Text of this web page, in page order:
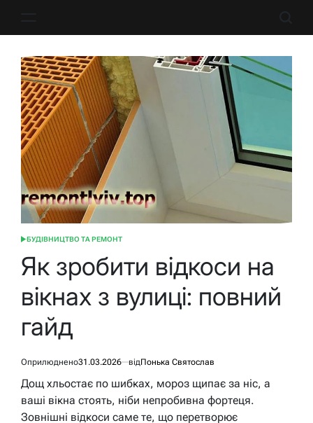
ОПУБЛІКУВАТИ
БУДІВНИЦТВО ТА РЕМОНТ
Як зробити відкоси на
вікнах з вулиці: повний
гайд
Оприлюднено31.03.2026 відПонька Святослав
Дощ хльостає по шибках, мороз щипає за ніс, а
ваші вікна стоять, ніби непробивна фортеця.
Зовнішні відкоси саме те, що перетворює